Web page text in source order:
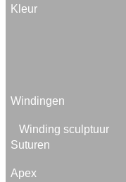
Kleur
Windingen
Winding sculptuur
Suturen
Apex